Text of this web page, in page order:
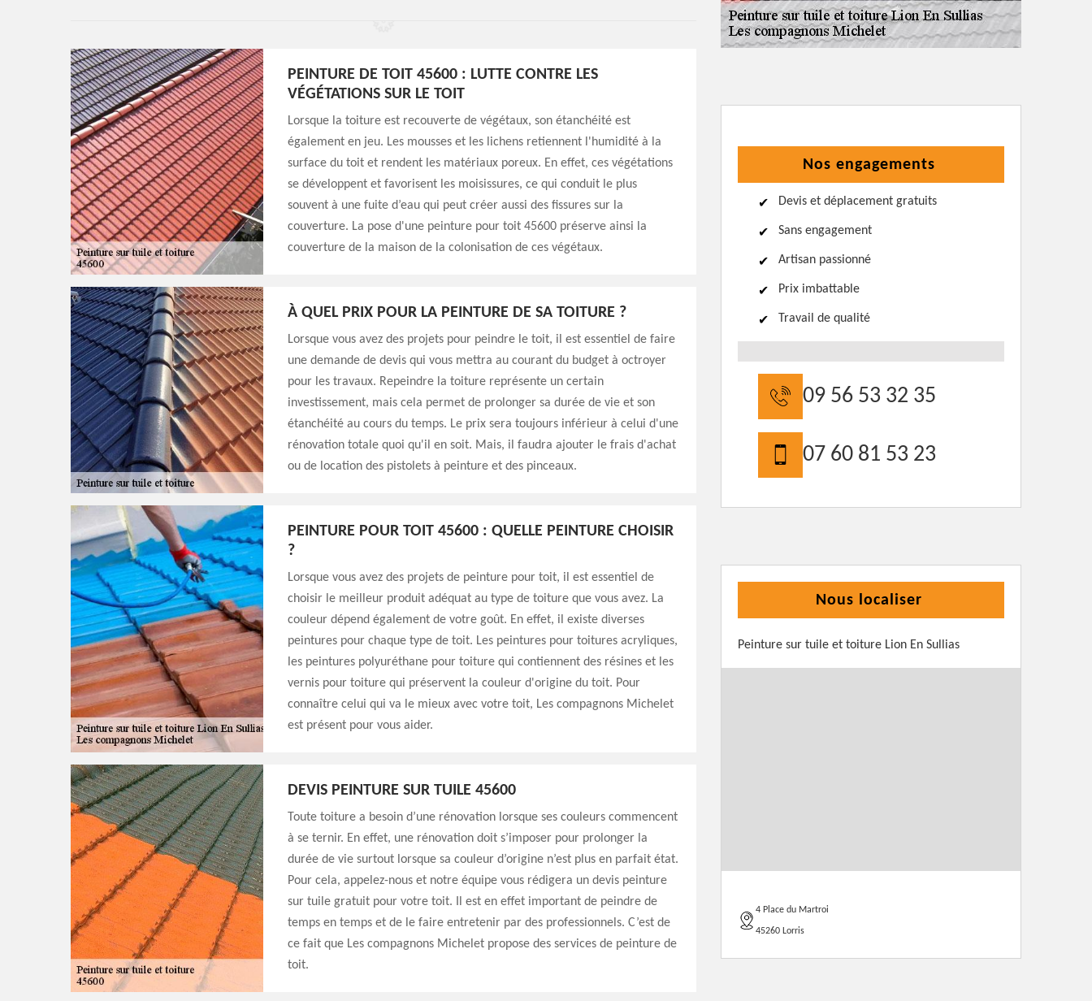
PEINTURE DE TOIT 45600 : LUTTE CONTRE LES
VÉGÉTATIONS SUR LE TOIT
Lorsque la toiture est recouverte de végétaux, son étanchéité est
également en jeu. Les mousses et les lichens retiennent l'humidité à la
surface du toit et rendent les matériaux poreux. En effet, ces végétations
se développent et favorisent les moisissures, ce qui conduit le plus
souvent à une fuite d’eau qui peut créer aussi des fissures sur la
couverture. La pose d'une peinture pour toit 45600 préserve ainsi la
couverture de la maison de la colonisation de ces végétaux.
À QUEL PRIX POUR LA PEINTURE DE SA TOITURE ?
Lorsque vous avez des projets pour peindre le toit, il est essentiel de faire
une demande de devis qui vous mettra au courant du budget à octroyer
pour les travaux. Repeindre la toiture représente un certain
investissement, mais cela permet de prolonger sa durée de vie et son
étanchéité au cours du temps. Le prix sera toujours inférieur à celui d'une
rénovation totale quoi qu'il en soit. Mais, il faudra ajouter le frais d'achat
ou de location des pistolets à peinture et des pinceaux.
PEINTURE POUR TOIT 45600 : QUELLE PEINTURE CHOISIR
?
Lorsque vous avez des projets de peinture pour toit, il est essentiel de
choisir le meilleur produit adéquat au type de toiture que vous avez. La
couleur dépend également de votre goût. En effet, il existe diverses
peintures pour chaque type de toit. Les peintures pour toitures acryliques,
les peintures polyuréthane pour toiture qui contiennent des résines et les
vernis pour toiture qui préservent la couleur d'origine du toit. Pour
connaître celui qui va le mieux avec votre toit, Les compagnons Michelet
est présent pour vous aider.
DEVIS PEINTURE SUR TUILE 45600
Toute toiture a besoin d’une rénovation lorsque ses couleurs commencent
à se ternir. En effet, une rénovation doit s’imposer pour prolonger la
durée de vie surtout lorsque sa couleur d’origine n’est plus en parfait état.
Pour cela, appelez-nous et notre équipe vous rédigera un devis peinture
sur tuile gratuit pour votre toit. Il est en effet important de peindre de
temps en temps et de le faire entretenir par des professionnels. C’est de
ce fait que Les compagnons Michelet propose des services de peinture de
toit.
Nos engagements
Devis et déplacement gratuits
Sans engagement
Artisan passionné
Prix imbattable
Travail de qualité
09 56 53 32 35
07 60 81 53 23
Nous localiser
Peinture sur tuile et toiture Lion En Sullias
4 Place du Martroi
45260 Lorris